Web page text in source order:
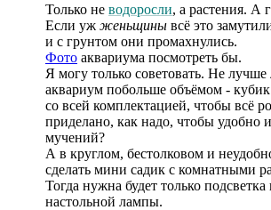
Только не водоросли, а растения. А
Если уж женьщины всё это
и с грунтом они промахнулись.
Фото аквариума посмотреть бы.
Я могу только советовать. Не лучше
аквариум побольше объёмом -
со всей комплектацией, чтобы всё
приделано, как надо, чтобы удобно
мучений?
А в круглом, бестолковом и
сделать мини садик с комнатными
Тогда нужна будет только подсветка
настольной лампы.